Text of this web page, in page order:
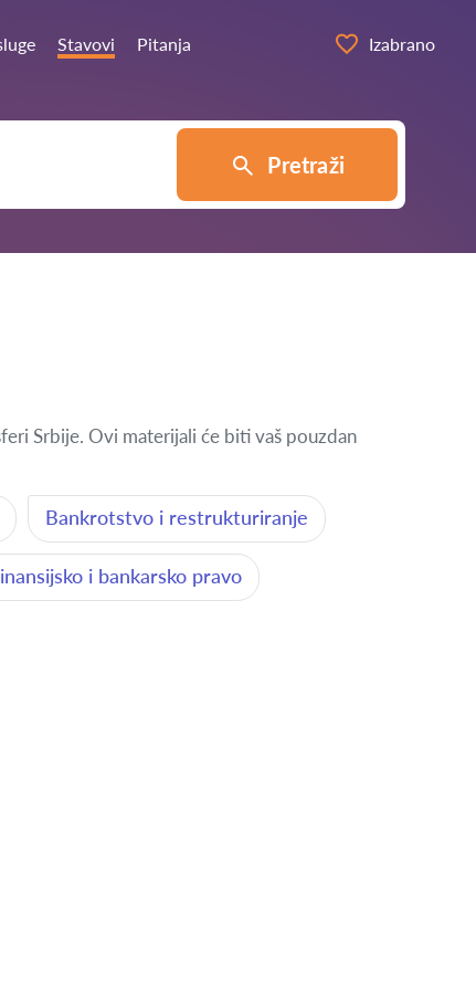
Stavovi Pitanja Izabrano
Pretraži
Srbije. Ovi materijali će biti vaš pouzdan
Bankrotstvo i restrukturiranje
i bankarsko pravo